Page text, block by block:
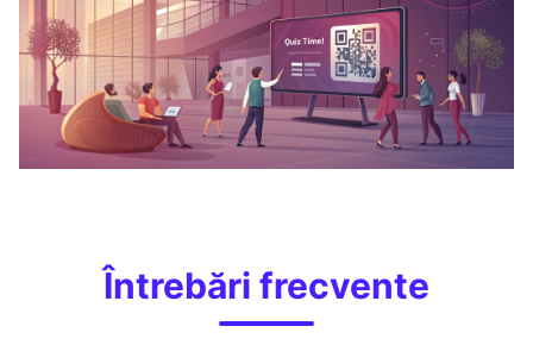
Întrebări frecvente